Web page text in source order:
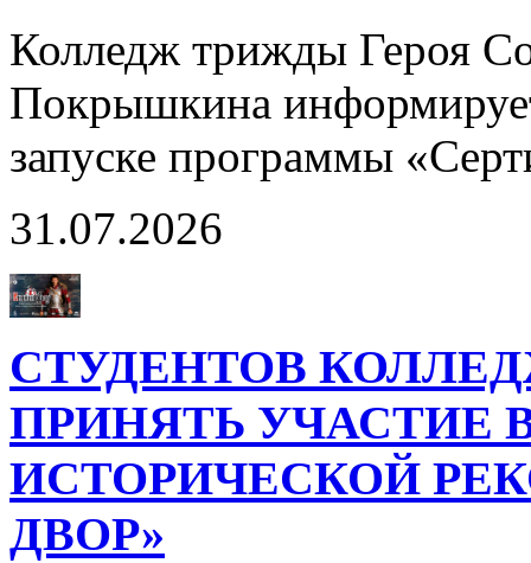
Колледж трижды Героя
Покрышкина
запуске программы
31.07.2026
СТУДЕНТОВ
ПРИНЯТЬ УЧАСТИЕ
ИСТОРИЧЕСКОЙ
ДВОР»